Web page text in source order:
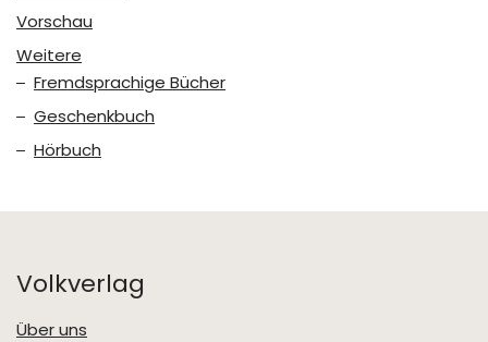
Vorschau
Weitere
Fremdsprachige Bücher
Geschenkbuch
Hörbuch
Volkverlag
Über uns